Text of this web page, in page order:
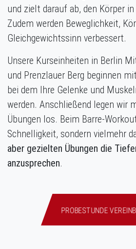
und zielt darauf ab, den Körper
Zudem werden Beweglichkeit,
Gleichgewichtssinn verbessert.
Unsere Kurseinheiten in Berlin
und Prenzlauer Berg beginnen
bei dem Ihre Gelenke und
werden. Anschließend legen wir
Übungen los. Beim Barre-
Schnelligkeit, sondern vielmehr
aber gezielten Übungen die
anzusprechen.
PROBESTUNDE